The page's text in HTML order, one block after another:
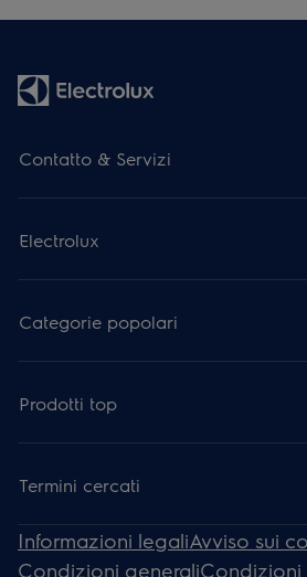
Contatto & Servizi
Electrolux
Categorie popolari
Prodotti top
Termini cercati
Informazioni legaliAvviso sui
Condizioni generaliCondizioni